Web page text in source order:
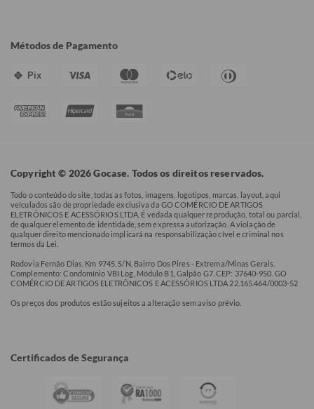
Métodos de Pagamento
Pix
Copyright © 2026 Gocase. Todos os direitos reservados.
Todo o conteúdo do site, todas as fotos, imagens, logotipos, marcas, layout, aqui
veículados são de propriedade exclusiva da GO COMÉRCIO DE ARTIGOS
ELETRÔNICOS E ACESSÓRIOS LTDA. É vedada qualquer reprodução, total ou parcial,
de qualquer elemento de identidade, sem expressa autorização. A violação de
qualquer direito mencionado implicará na responsabilização cível e criminal nos
termos da Lei.
Rodovia Fernão Dias, Km 9745, S/N, Bairro Dos Pires - Extrema/Minas Gerais.
Complemento: Condomínio VBI Log, Módulo B1, Galpão G7. CEP: 37640-950. GO
COMÉRCIO DE ARTIGOS ELETRÔNICOS E ACESSÓRIOS LTDA 22.165.464/0003-52
Os preços dos produtos estão sujeitos a alteração sem aviso prévio.
Certificados de Segurança